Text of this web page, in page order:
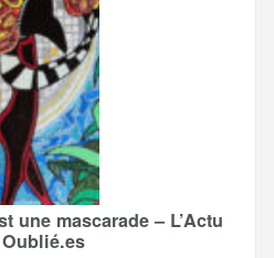
une mascarade – L’Actu